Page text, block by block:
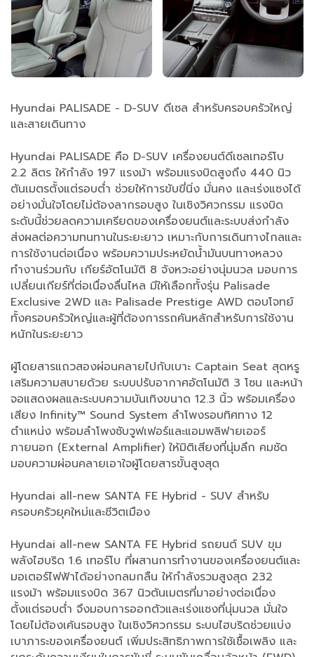
Hyundai PALISADE - D-SUV ดีเซล สำหรับครอบครัวใหญ่
และสายเดินทาง
Hyundai PALISADE คือ D-SUV เครื่องยนต์ดีเซลเทอร์โบ
2.2 ลิตร ให้กำลัง 197 แรงม้า พร้อมแรงบิดสูงถึง 440 นิว
ตันเมตรตั้งแต่รอบต่ำ ช่วยให้การขับขี่นิ่ง มั่นคง และเร่งแซงได้
อย่างมั่นใจโดยไม่ต้องลากรอบสูง ในเชิงวิศวกรรม แรงบิด
ระดับนี้ช่วยลดความเครียดของเครื่องยนต์และระบบส่งกำลัง
ส่งผลต่อความทนทานในระยะยาว เหมาะกับการเดินทางไกลและ
การใช้งานต่อเนื่อง พร้อมความประหยัดน้ำมันบนทางหลวง
ทำงานร่วมกับ เกียร์อัตโนมัติ 8 จังหวะอย่างนุ่มนวล มอบการ
เปลี่ยนเกียร์ที่ต่อเนื่องลื่นไหล มีให้เลือกทั้งรุ่น Palisade
Exclusive 2WD และ Palisade Prestige AWD ตอบโจทย์
ทั้งครอบครัวใหญ่และผู้ที่ต้องการรถคันหลักสำหรับการใช้งาน
หนักในระยะยาว
ผู้โดยสารแถวสองผ่อนคลายไปกับเบาะ Captain Seat สุดหรู
เสริมความสบายด้วย ระบบปรับอากาศอัตโนมัติ 3 โซน และหน้า
จอแสดงผลและระบบความบันเทิงขนาด 12.3 นิ้ว พร้อมเครื่อง
เสียง Infinity™ Sound System ลำโพงรอบทิศทาง 12
ตำแหน่ง พร้อมลำโพงซับวูฟเฟอร์และแอมพลิฟายเออร์
ภายนอก (External Amplifier) ให้มิติเสียงที่นุ่มลึก คมชัด
มอบความผ่อนคลายเอาใจผู้โดยสารขั้นสูงสุด
Hyundai all-new SANTA FE Hybrid - SUV สำหรับ
ครอบครัวยุคใหม่และชีวิตเมือง
Hyundai all-new SANTA FE Hybrid รถยนต์ SUV ขุม
พลังไฮบริด 1.6 เทอร์โบ ที่ผสานการทำงานของเครื่องยนต์และ
มอเตอร์ไฟฟ้าได้อย่างกลมกลืน ให้กำลังรวมสูงสุด 232
แรงม้า พร้อมแรงบิด 367 นิวตันเมตรที่มาอย่างต่อเนื่อง
ตั้งแต่รอบต่ำ จึงมอบการออกตัวและเร่งแซงที่นุ่มนวล มั่นใจ
โดยไม่ต้องเค้นรอบสูง ในเชิงวิศวกรรม ระบบไฮบริดช่วยแบ่ง
เบาภาระของเครื่องยนต์ เพิ่มประสิทธิภาพการใช้เชื้อเพลิง และ